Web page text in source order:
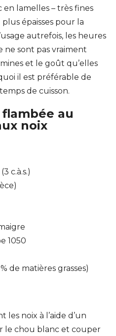
lamelles – très fines
épaisses pour la
autrefois, les heures
ne sont pas vraiment
et le goût qu’elles
il est préférable de
de cuisson.
au
noix
c.à.s.)
1050
de matières grasses)
les noix à l’aide d’un
le chou blanc et couper